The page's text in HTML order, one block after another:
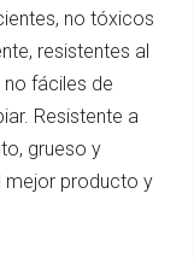
no tóxicos
resistentes al
fáciles de
Resistente a
grueso y
mejor producto y